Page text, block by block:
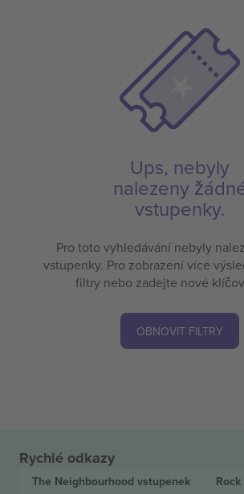
Ups, nebyly
nalezeny
vstupenky.
Pro toto vyhledávání nebyly
vstupenky. Pro zobrazení více
filtry nebo zadejte nové
OBNOVIT FILTRY
Rychlé odkazy
The Neighbourhood vstupenek Rock